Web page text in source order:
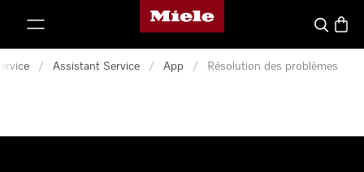
Page d'accueil Miele
Search
/ Assistant Service / App / Résolution des problèmes